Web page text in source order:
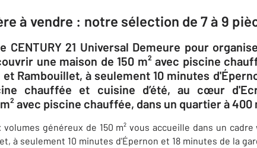
à vendre : notre sélection de 7 à 9
CENTURY 21 Universal Demeure pour
une maison de 150 m² avec piscine
Rambouillet, à seulement 10 minutes
chauffée et cuisine d’été​, au cœur
avec piscine chauffée, dans un quartier à
généreux de 150 m² vous accueille dans un
à seulement 10 minutes d'Épernon et 18 minutes de la